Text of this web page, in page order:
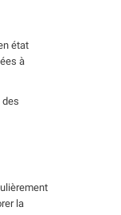
état
à
des
la